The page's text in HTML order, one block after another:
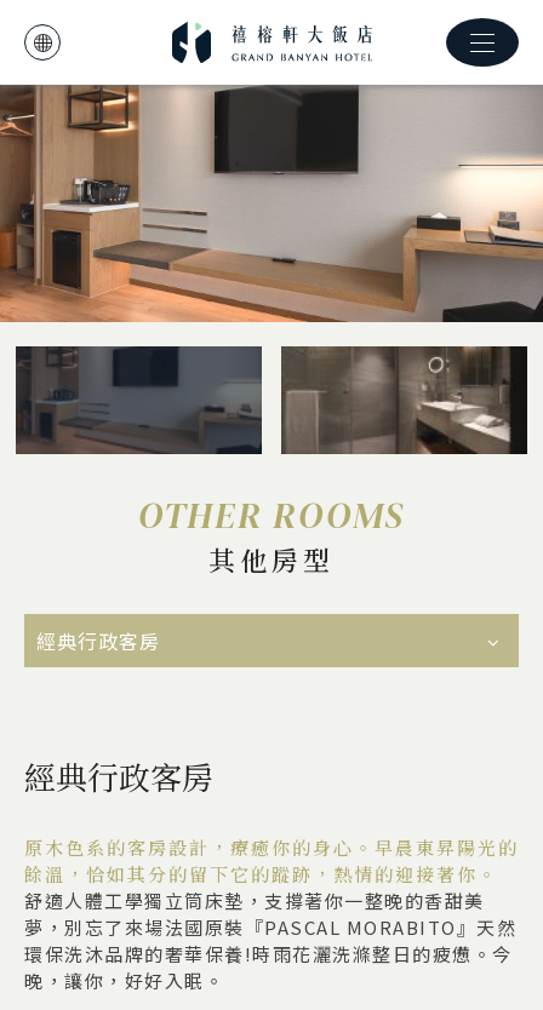
OTHER ROOMS
其他房型
經典行政客房
經典行政客房
原木色系的客房設計，療癒你的身心。早晨東昇陽光的
餘溫，恰如其分的留下它的蹤跡，熱情的迎接著你。
舒適人體工學獨立筒床墊，支撐著你一整晚的香甜美
夢，別忘了來場法國原裝『PASCAL MORABITO』天然
環保洗沐品牌的奢華保養!時雨花灑洗滌整日的疲憊。今
晚，讓你，好好入眠。